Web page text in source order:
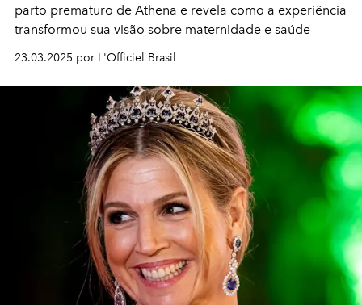
parto prematuro de Athena e revela como a experiência
transformou sua visão sobre maternidade e saúde
23.03.2025 por L'Officiel Brasil